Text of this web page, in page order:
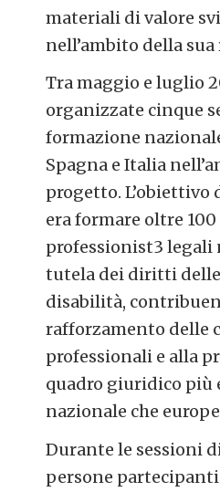
materiali di valore
nell’ambito della
Tra maggio e luglio
organizzate cinque
formazione
Spagna e Italia
progetto. L’obiettivo
era formare oltre 100
professionist3 legali
tutela dei diritti
disabilità,
rafforzamento delle
professionali e alla
quadro giuridico più
nazionale che
Durante le sessioni
persone